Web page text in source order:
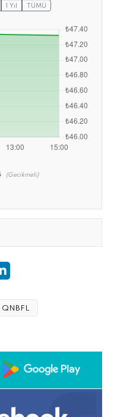
1 Yıl TÜMÜ
(Gecikmeli)
QNBFL